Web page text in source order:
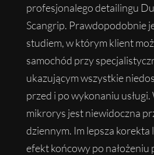
profesjonalego detailingu
Scangrip. Prawdopodobnie
studiem, w którym klient
samochód przy
ukazującym wszystkie
przed i po wykonaniu
mikrorys jest niewidoczna
dziennym. Im lepsza korekta
efekt końcowy po nałożeniu